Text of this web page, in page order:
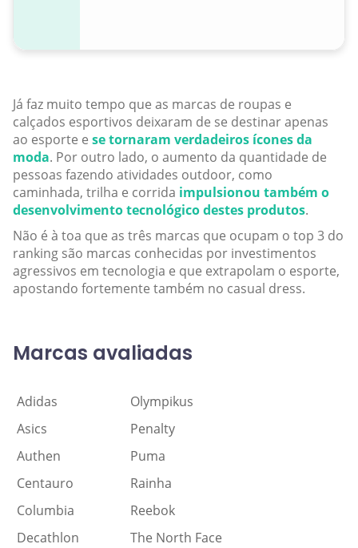
Já faz muito tempo que as marcas de roupas e
calçados esportivos deixaram de se destinar apenas
ao esporte e se tornaram verdadeiros ícones da
moda. Por outro lado, o aumento da quantidade de
pessoas fazendo atividades outdoor, como
caminhada, trilha e corrida impulsionou também o
desenvolvimento tecnológico destes produtos.
Não é à toa que as três marcas que ocupam o top 3 do
ranking são marcas conhecidas por investimentos
agressivos em tecnologia e que extrapolam o esporte,
apostando fortemente também no casual dress.
Marcas avaliadas
Adidas
Olympikus
Asics
Penalty
Authen
Puma
Centauro
Rainha
Columbia
Reebok
Decathlon
The North Face